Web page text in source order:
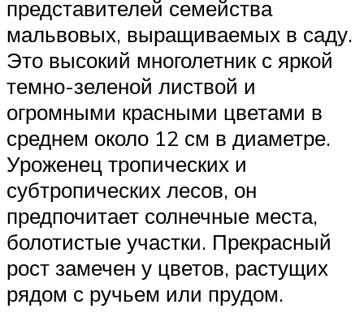
представителей семейства
мальвовых, выращиваемых в саду.
Это высокий многолетник с яркой
темно-зеленой листвой и
огромными красными цветами в
среднем около 12 см в диаметре.
Уроженец тропических и
субтропических лесов, он
предпочитает солнечные места,
болотистые участки. Прекрасный
рост замечен у цветов, растущих
рядом с ручьем или прудом.